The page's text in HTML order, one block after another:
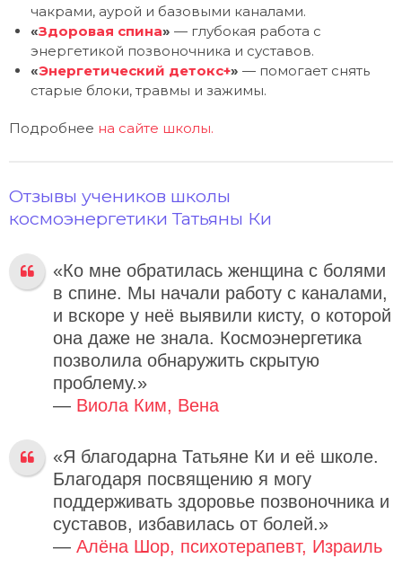
чакрами, аурой и базовыми каналами.
«Здоровая спина» — глубокая работа с
энергетикой позвоночника и суставов.
«Энергетический детокс+» — помогает снять
старые блоки, травмы и зажимы.
Подробнее на сайте школы.
Отзывы учеников школы
космоэнергетики Татьяны Ки
«Ко мне обратилась женщина с болями
в спине. Мы начали работу с каналами,
и вскоре у неё выявили кисту, о которой
она даже не знала. Космоэнергетика
позволила обнаружить скрытую
проблему.»
— Виола Ким, Вена
«Я благодарна Татьяне Ки и её школе.
Благодаря посвящению я могу
поддерживать здоровье позвоночника и
суставов, избавилась от болей.»
— Алёна Шор, психотерапевт, Израиль